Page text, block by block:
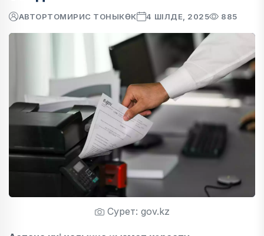
АВТОРТОМИРИС ТОНЫКӨК 4 ШІЛДЕ, 2025 885
Сурет: gov.kz